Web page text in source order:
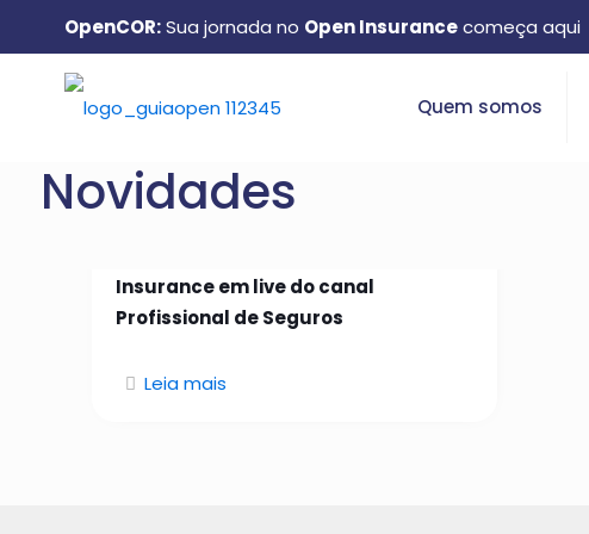
OpenCOR:Sua jornada no Open Insurancecomeça aqui
Quem somos
Novidades
26 de janeiro de 2026
Insurance em live do canal
Profissional de Seguros
Leia mais